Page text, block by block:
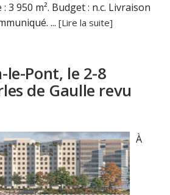
3 950 m². Budget : n.c. Livraison
...[Lire la suite]
Pont, le 2-8
de Gaulle revu
À